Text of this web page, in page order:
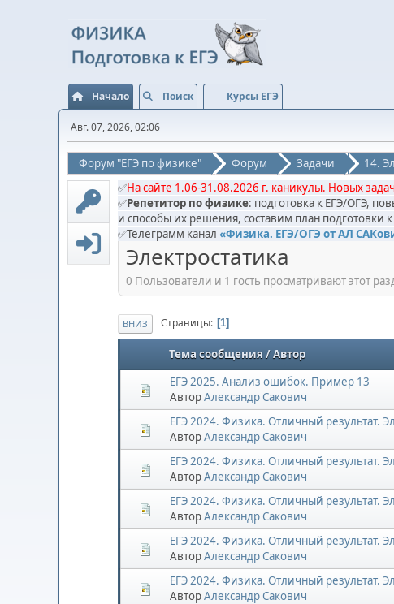
Начало Поиск Курсы ЕГЭ
Авг. 07, 2026, 02:06
Форум "ЕГЭ по физике" Форум Задачи 14.
✅На сайте 1.06-31.08.2026 г. каникулы. Новых
✅Репетитор по физике: подготовка к ЕГЭ/ОГЭ,
и способы их решения, составим план подготовки
✅Телеграмм канал «Физика. ЕГЭ/ОГЭ от АЛ
Электростатика
0 Пользователи и 1 гость просматривают этот
ВНИЗ Страницы 1
Тема сообщения /Автор
ЕГЭ 2025. Анализ ошибок. Пример 13
АвторАлександр Сакович
ЕГЭ 2024. Физика. Отличный результат.
АвторАлександр Сакович
ЕГЭ 2024. Физика. Отличный результат.
АвторАлександр Сакович
ЕГЭ 2024. Физика. Отличный результат.
АвторАлександр Сакович
ЕГЭ 2024. Физика. Отличный результат.
АвторАлександр Сакович
ЕГЭ 2024. Физика. Отличный результат.
АвторАлександр Сакович